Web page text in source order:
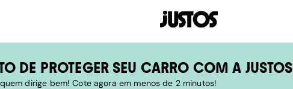
DE PROTEGER SEU CARRO COM A JUSTOS
dirige bem! Cote agora em menos de 2 minutos!